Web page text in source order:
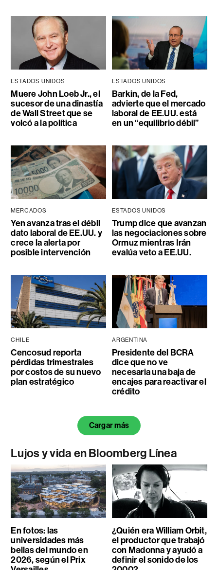
ESTADOS UNIDOS
Muere John Loeb Jr., el
sucesor de una dinastía
de Wall Street que se
volcó a la política
ESTADOS UNIDOS
Barkin, de la Fed,
advierte que el mercado
laboral de EE.UU. está
en un “equilibrio débil”
MERCADOS
Yen avanza tras el débil
dato laboral de EE.UU. y
crece la alerta por
posible intervención
ESTADOS UNIDOS
Trump dice que avanzan
las negociaciones sobre
Ormuz mientras Irán
evalúa veto a EE.UU.
CHILE
Cencosud reporta
pérdidas trimestrales
por costos de su nuevo
plan estratégico
ARGENTINA
Presidente del BCRA
dice que no ve
necesaria una baja de
encajes para reactivar el
crédito
Cargar más
Lujos y vida en Bloomberg Línea
En fotos: las
universidades más
bellas del mundo en
2026, según el Prix
¿Quién era William Orbit,
el productor que trabajó
con Madonna y ayudó a
definir el sonido de los